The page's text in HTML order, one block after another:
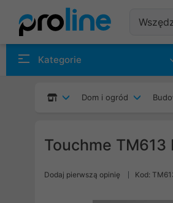
Kategorie
Dom i ogród
Touchme
Dodaj pierwszą opinię Kod: